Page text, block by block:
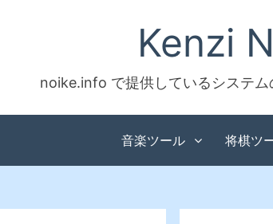
Kenzi
noike.info で提供しているシステム
音楽ツール 将棋ツ